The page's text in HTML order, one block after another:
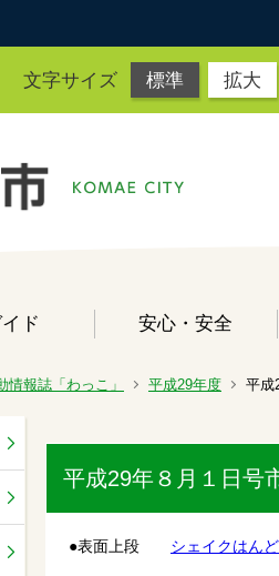
文字サイズ 標準 拡大
ド 安心・安全
情報誌「わっこ」 平成29年度 平成
平成29年８月１日号
●表面上段 シェイクはん